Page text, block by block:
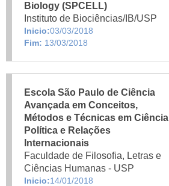
Biology (SPCELL)
Instituto de Biociências/IB/USP
Inicio:03/03/2018
Fim: 13/03/2018
Escola São Paulo de Ciência
Avançada em Conceitos,
Métodos e Técnicas em Ciência
Política e Relações
Internacionais
Faculdade de Filosofia, Letras e
Ciências Humanas - USP
Inicio:14/01/2018